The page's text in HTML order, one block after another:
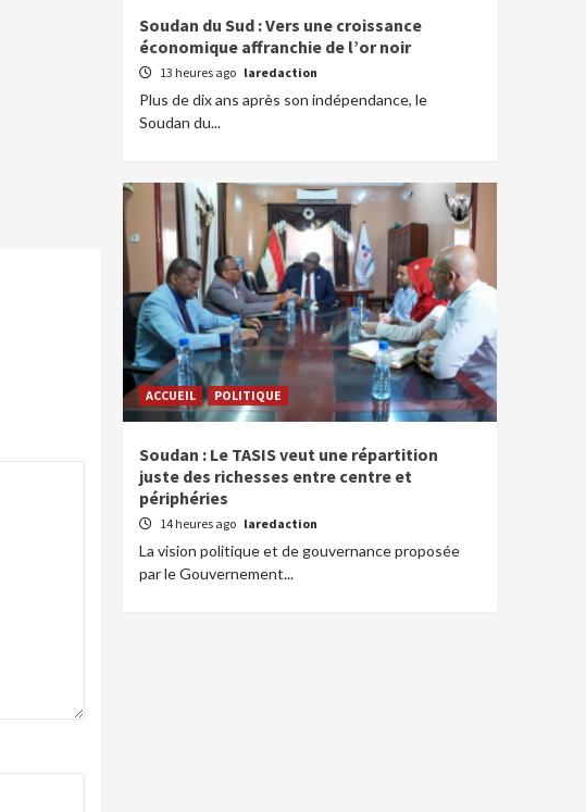
Soudan du Sud : Vers une croissance
économique affranchie de l’or noir
13 heures ago laredaction
Plus de dix ans après son indépendance, le
Soudan du...
ACCUEIL POLITIQUE
Soudan : Le TASIS veut une répartition
juste des richesses entre centre et
périphéries
14 heures ago laredaction
La vision politique et de gouvernance proposée
par le Gouvernement...